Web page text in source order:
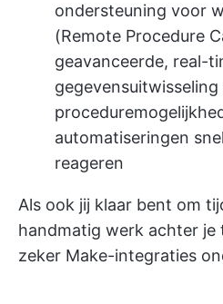
ondersteuning voor
(Remote Procedure
geavanceerde, real-
automatiseringen
reageren
Als ook jij klaar bent om
handmatig werk achter je
zeker Make-integraties